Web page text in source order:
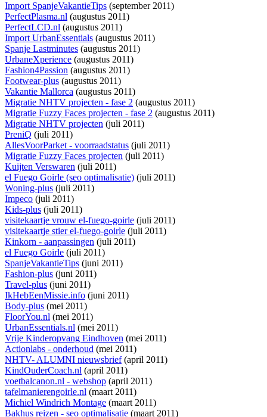
Import SpanjeVakantieTips (september 2011)
PerfectPlasma.nl (augustus 2011)
PerfectLCD.nl (augustus 2011)
Import UrbanEssentials (augustus 2011)
Spanje Lastminutes (augustus 2011)
UrbaneXperience (augustus 2011)
Fashion4Passion (augustus 2011)
Footwear-plus (augustus 2011)
Vakantie Mallorca (augustus 2011)
Migratie NHTV projecten - fase 2 (augustus 2011)
Migratie Fuzzy Faces projecten - fase 2 (augustus 2011)
Migratie NHTV projecten (juli 2011)
PreniQ (juli 2011)
AllesVoorParket - voorraadstatus (juli 2011)
Migratie Fuzzy Faces projecten (juli 2011)
Kuijten Verswaren (juli 2011)
el Fuego Goirle (seo optimalisatie) (juli 2011)
Woning-plus (juli 2011)
Impeco (juli 2011)
Kids-plus (juli 2011)
visitekaartje vrouw el-fuego-goirle (juli 2011)
visitekaartje stier el-fuego-goirle (juli 2011)
Kinkorn - aanpassingen (juli 2011)
el Fuego Goirle (juli 2011)
SpanjeVakantieTips (juni 2011)
Fashion-plus (juni 2011)
Travel-plus (juni 2011)
IkHebEenMissie.info (juni 2011)
Body-plus (mei 2011)
FloorYou.nl (mei 2011)
UrbanEssentials.nl (mei 2011)
Vrije Kinderopvang Eindhoven (mei 2011)
Actionlabs - onderhoud (mei 2011)
NHTV- ALUMNI nieuwsbrief(april 2011)
KindOuderCoach.nl (april 2011)
voetbalcanon.nl - webshop (april 2011)
tafelmanierengoirle.nl (maart 2011)
Michiel Windrich Montage (maart 2011)
Bakhus reizen - seo optimalisatie (maart 2011)